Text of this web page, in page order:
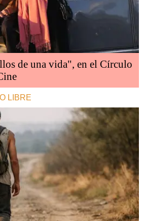
de una vida", en el Círculo
LIBRE